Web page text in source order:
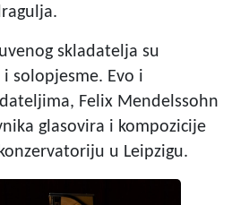
skladatelja su
solopjesme. Evo i
Felix Mendelssohn
glasovira i kompozicije
u Leipzigu.